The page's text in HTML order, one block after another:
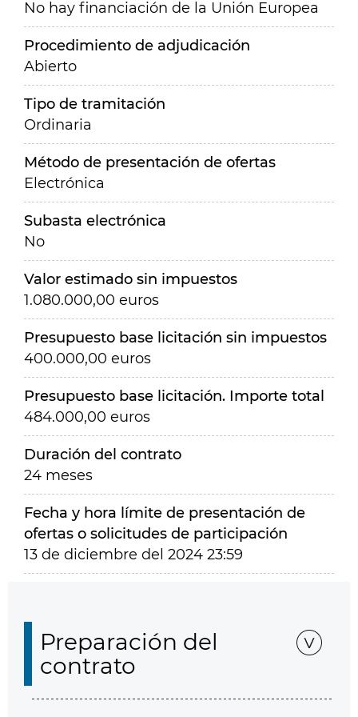
No hay financiación de la Unión Europea
Procedimiento de adjudicación
Abierto
Tipo de tramitación
Ordinaria
Método de presentación de ofertas
Electrónica
Subasta electrónica
No
Valor estimado sin impuestos
1.080.000,00 euros
Presupuesto base licitación sin impuestos
400.000,00 euros
Presupuesto base licitación. Importe total
484.000,00 euros
Duración del contrato
24 meses
Fecha y hora límite de presentación de
ofertas o solicitudes de participación
13 de diciembre del 2024 23:59
Preparación del
contrato